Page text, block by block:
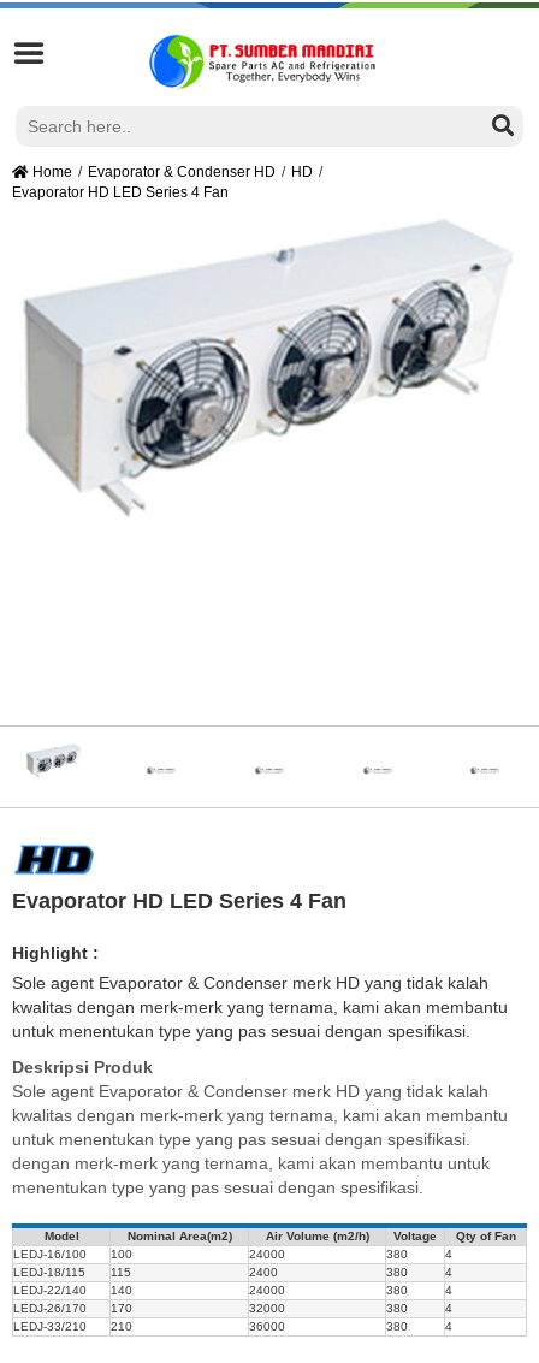
Home Evaporator & Condenser HD
HD
Evaporator HD LED Series 4 Fan
Evaporator HD LED Series 4 Fan
Highlight :
Sole agent Evaporator & Condenser merk HD yang tidak kalah
kwalitas dengan merk-merk yang ternama, kami akan membantu
untuk menentukan type yang pas sesuai dengan spesifikasi.
Deskripsi Produk
Sole agent Evaporator & Condenser merk HD yang tidak kalah
kwalitas dengan merk-merk yang ternama, kami akan membantu
untuk menentukan type yang pas sesuai dengan spesifikasi.
dengan merk-merk yang ternama, kami akan membantu untuk
menentukan type yang pas sesuai dengan spesifikasi.
Model Nominal Area(m2) Air Volume (m2/h) Voltage
Qty of Fan
LEDJ-16/100
100 24000 380
4
LEDJ-18/115
115 2400 380
4
LEDJ-22/140
140 24000 380
4
LEDJ-26/170
170 32000 380
4
LEDJ-33/210
210 36000 380 4